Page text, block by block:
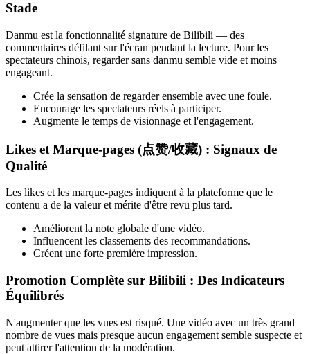
Stade
Danmu est la fonctionnalité signature de Bilibili — des
commentaires défilant sur l'écran pendant la lecture. Pour les
spectateurs chinois, regarder sans danmu semble vide et moins
engageant.
Crée la sensation de regarder ensemble avec une foule.
Encourage les spectateurs réels à participer.
Augmente le temps de visionnage et l'engagement.
Likes et Marque-pages (点赞/收藏) : Signaux de
Qualité
Les likes et les marque-pages indiquent à la plateforme que le
contenu a de la valeur et mérite d'être revu plus tard.
Améliorent la note globale d'une vidéo.
Influencent les classements des recommandations.
Créent une forte première impression.
Promotion Complète sur Bilibili : Des Indicateurs
Équilibrés
N'augmenter que les vues est risqué. Une vidéo avec un très grand
nombre de vues mais presque aucun engagement semble suspecte et
peut attirer l'attention de la modération.